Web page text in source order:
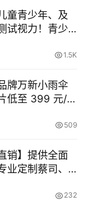
童青少年、及
试视力！青少
1.5K
牌万新小雨伞
低至 399 元/
509
销】提供全面
业定制蔡司、
232